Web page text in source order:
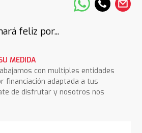
feliz por...
MEDIDA
con multiples entidades
financiación adaptada a tus
de disfrutar y nosotros nos